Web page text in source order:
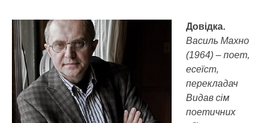
Довідка.
Василь Махно
(1964) – поет,
есеїст,
перекладач
Видав сім
поетичних